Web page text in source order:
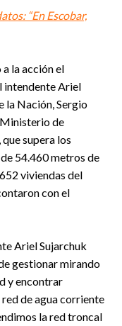
“En Escobar,
la acción el
intendente Ariel
la Nación, Sergio
de
supera los
54.460 metros de
viviendas del
con el
Ariel Sujarchuk
gestionar mirando
y encontrar
de agua corriente
la red troncal